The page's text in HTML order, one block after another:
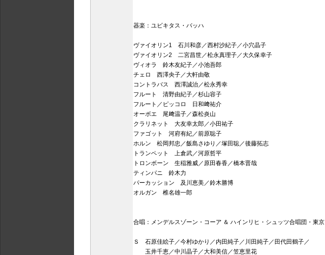
器楽：ユビキタス・バッハ
ヴァイオリン1 石川和彦／西村沙紀子／小穴晶子
ヴァイオリン2 二宮昌世／松永真理子／大久保幸子
ヴィオラ 鈴木友紀子／小池吾郎
チェロ 西澤央子／大軒由敬
コントラバス 西澤誠治／松永秀幸
フルート 清野由紀子／杉山容子
フルート／ピッコロ 日和﨑祐介
オーボエ 尾﨑温子／森松炎山
クラリネット 大友幸太郎／小田祐子
ファゴット 河府有紀／前原聡子
ホルン 松岡邦忠／飯島さゆり／塚田聡／後藤拓志
トランペット 上倉武／河原哲平
トロンボーン 生稲雅威／原田春香／橋本晋哉
ティンパニ 鈴木力
パーカッション 及川恵美／鈴木勝博
オルガン 椎名雄一郎
合唱：メンデルスゾーン・コーア ＆ ハインリヒ・シュッツ合唱団・東京
Ｓ 石原佳絵子／今村ゆかり／内田純子／川田純子／田代田鶴子／
玉井千恵／中川晶子／大和美信／笠恵里花